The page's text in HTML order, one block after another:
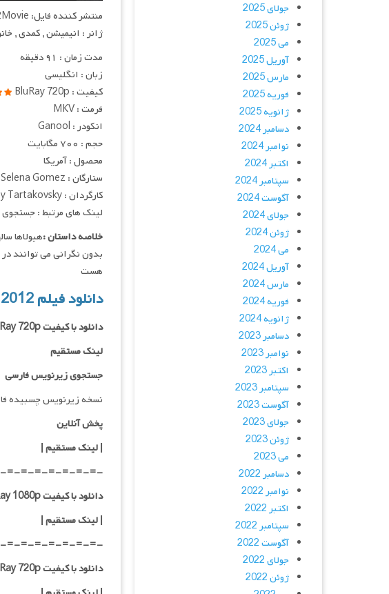
منتشر کننده فایل: Film2Movie
ژانر : انیمیشن , کمدی ,
مدت زمان : ۹۱ دقیقه
زبان : انگلیسی
کیفیت : BluRay 720p
فرمت : MKV
انکودر : Ganool
حجم : ۷۰۰ مگابایت
محصول : آمریکا
ستارگان : Adam Sandler, Kevin James, Andy Samberg, Selena Gomez
کارگردان : Genndy Tartakovsky
لینک های مرتبط :
خلاصه داستان :هیولاها
هست
دانلود فیلم Hotel Transylvania 2012
دانلود با کیفیت BluRay 720p
لینک مستقیم
جستجوی زیرنویس فارسی
نسخه زیرنویس چسبیده
پخش آنلاین
| لینک مستقیم|
=-=-=-=-=-=-=-
دانلود با کیفیت BluRay 1080p ریلیز F2M
|لینک مستقیم|
=-=-=-=-=-=-=-
دانلود با کیفیت BluRay 720p ریلیز F2M
جولای 2025
ژوئن 2025
می 2025
آوریل 2025
مارس 2025
فوریه 2025
ژانویه 2025
دسامبر 2024
نوامبر 2024
اکتبر 2024
سپتامبر 2024
آگوست 2024
جولای 2024
ژوئن 2024
می 2024
آوریل 2024
مارس 2024
فوریه 2024
ژانویه 2024
دسامبر 2023
نوامبر 2023
اکتبر 2023
سپتامبر 2023
آگوست 2023
جولای 2023
ژوئن 2023
می 2023
دسامبر 2022
نوامبر 2022
اکتبر 2022
سپتامبر 2022
آگوست 2022
جولای 2022
ژوئن 2022